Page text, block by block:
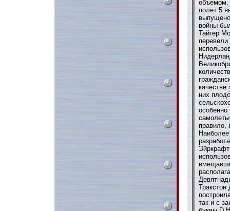
объемом.
полет 5
выпущено
войны
Тайгер
перевели
качестве
них
правило,
Тракстон
так и с